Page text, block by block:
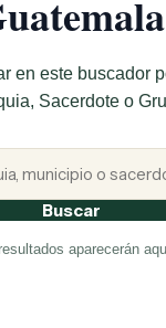
en este buscador
Sacerdote o
Buscar
aparecerán